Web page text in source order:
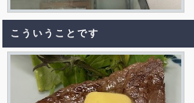
こういうことです